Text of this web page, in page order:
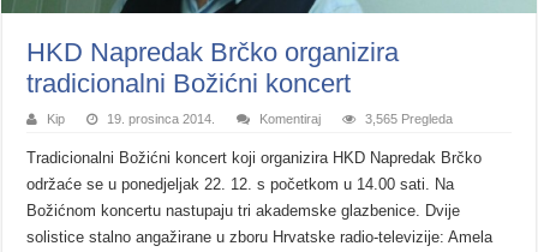
HKD Napredak Brčko organizira
tradicionalni Božićni koncert
Kip 19. prosinca 2014. Komentiraj 3,565 Pregleda
Tradicionalni Božićni koncert koji organizira HKD Napredak Brčko
održaće se u ponedjeljak 22. 12. s početkom u 14.00 sati. Na
Božićnom koncertu nastupaju tri akademske glazbenice. Dvije
solistice stalno angažirane u zboru Hrvatske radio-televizije: Amela